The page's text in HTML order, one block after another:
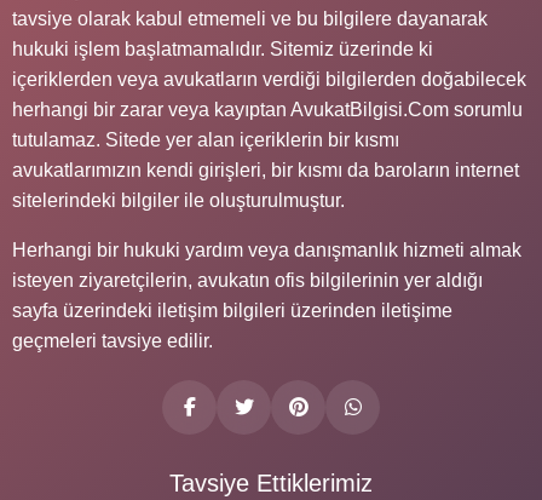
tavsiye olarak kabul etmemeli ve bu bilgilere dayanarak
hukuki işlem başlatmamalıdır. Sitemiz üzerinde ki
içeriklerden veya avukatların verdiği bilgilerden doğabilecek
herhangi bir zarar veya kayıptan AvukatBilgisi.Com sorumlu
tutulamaz. Sitede yer alan içeriklerin bir kısmı
avukatlarımızın kendi girişleri, bir kısmı da baroların internet
sitelerindeki bilgiler ile oluşturulmuştur.
Herhangi bir hukuki yardım veya danışmanlık hizmeti almak
isteyen ziyaretçilerin, avukatın ofis bilgilerinin yer aldığı
sayfa üzerindeki iletişim bilgileri üzerinden iletişime
geçmeleri tavsiye edilir.
Tavsiye Ettiklerimiz